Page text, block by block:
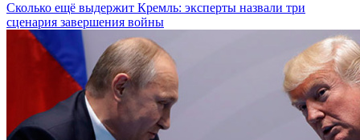
Сколько ещё выдержит Кремль: эксперты назвали три
сценария завершения войны